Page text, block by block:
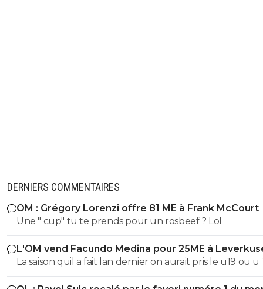
DERNIERS COMMENTAIRES
OM : Grégory Lorenzi offre 81 ME à Frank McCourt
Une " cup" tu te prends pour un rosbeef ? Lol
L'OM vend Facundo Medina pour 25ME à
La saison quil a fait lan dernier on aurait pris le u19 ou u
son poste ils auraient pas fait pire, il a ete blessé plus 1/3